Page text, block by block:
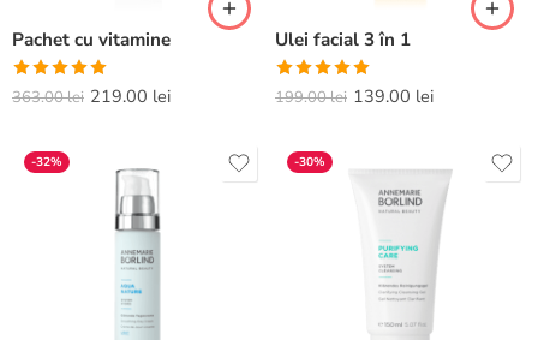
Pachet cu vitamine
Evaluat la
363.00lei 219.00 lei
Ulei facial 3 în 1
Evaluat la
199.00lei 139.00 lei
-32% -30%